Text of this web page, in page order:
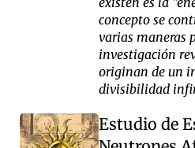
concepto se
varias maneras
investigación
originan de un
divisibilidad
Estudio de